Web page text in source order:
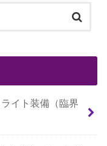
イト装備（臨界